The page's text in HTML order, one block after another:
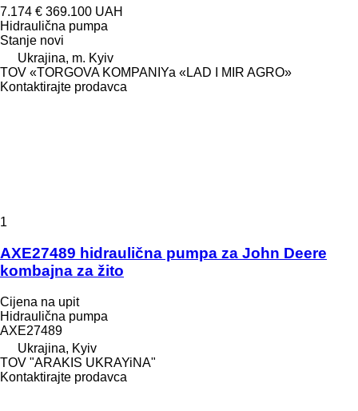
7.174 € 369.100 UAH
Hidraulična pumpa
Stanje novi
Ukrajina, m. Kyiv
TOV «TORGOVA KOMPANIYa «LAD I MIR AGRO»
Kontaktirajte prodavca
1
AXE27489 hidraulična pumpa za John Deere
kombajna za žito
Cijena na upit
Hidraulična pumpa
AXE27489
Ukrajina, Kyiv
TOV "ARAKIS UKRAYiNA"
Kontaktirajte prodavca